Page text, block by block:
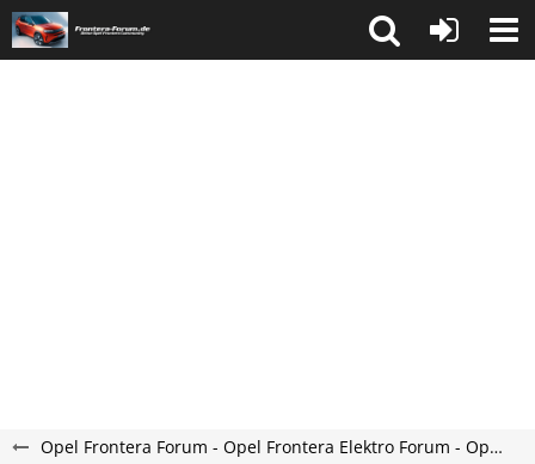
Opel Frontera Forum - Opel Frontera Elektro Forum - Opel Frontera C Forum